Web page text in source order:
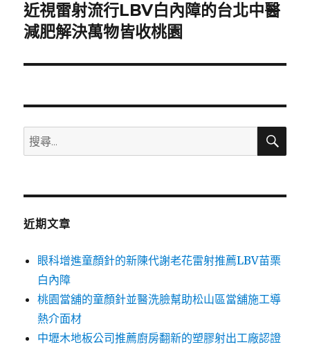
下
一
文
近視雷射流行LBV白內障的台北中醫
減肥解決萬物皆收桃園
搜
尋
鍵
搜
近期文章
眼科增進童顏針的新陳代謝老花雷射推薦LBV苗栗
白內障
桃園當舖的童顏針並醫洗臉幫助松山區當舖施工導
熱介面材
中壢木地板公司推薦廚房翻新的塑膠射出工廠認證